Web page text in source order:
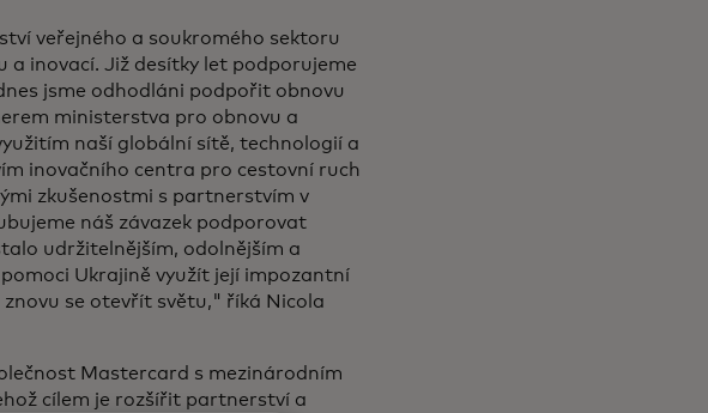
veřejného a soukromého sektoru
inovací. Již desítky let podporujeme
jsme odhodláni podpořit obnovu
ministerstva pro obnovu a
naší globální sítě, technologií a
inovačního centra pro cestovní ruch
zkušenostmi s partnerstvím v
náš závazek podporovat
udržitelnějším, odolnějším a
Ukrajině využít její impozantní
se otevřít světu," říká Nicola
Mastercard s mezinárodním
cílem je rozšířit partnerství a